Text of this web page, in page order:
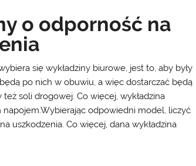
o odporność na
się wykładziny biurowe, jest to, aby były
po nich w obuwiu, a więc dostarczać będą
soli drogowej. Co więcej, wykładzina
odpowiedni model, liczyć
uszkodzenia. Co więcej, dana wykładzina